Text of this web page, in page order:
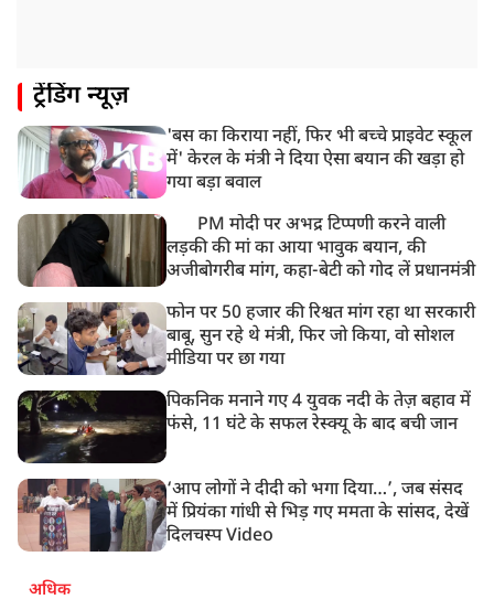
ट्रेंडिंग न्यूज़
'बस का किराया नहीं, फिर भी बच्चे प्राइवेट स्कूल
में' केरल के मंत्री ने दिया ऐसा बयान की खड़ा हो
गया बड़ा बवाल
PM मोदी पर अभद्र टिप्पणी करने वाली
लड़की की मां का आया भावुक बयान, की
अजीबोगरीब मांग, कहा-बेटी को गोद लें प्रधानमंत्री
फोन पर 50 हजार की रिश्वत मांग रहा था सरकारी
बाबू, सुन रहे थे मंत्री, फिर जो किया, वो सोशल
मीडिया पर छा गया
पिकनिक मनाने गए 4 युवक नदी के तेज़ बहाव में
फंसे, 11 घंटे के सफल रेस्क्यू के बाद बची जान
‘आप लोगों ने दीदी को भगा दिया…’, जब संसद
में प्रियंका गांधी से भिड़ गए ममता के सांसद, देखें
दिलचस्प Video
अधिक